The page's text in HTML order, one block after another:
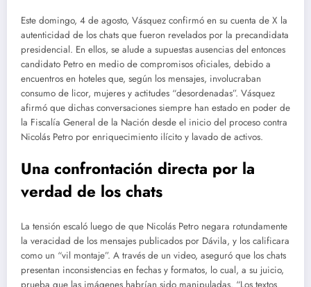
Este domingo, 4 de agosto, Vásquez confirmó en su cuenta de X la
autenticidad de los chats que fueron revelados por la precandidata
presidencial. En ellos, se alude a supuestas ausencias del entonces
candidato Petro en medio de compromisos oficiales, debido a
encuentros en hoteles que, según los mensajes, involucraban
consumo de licor, mujeres y actitudes “desordenadas”. Vásquez
afirmó que dichas conversaciones siempre han estado en poder de
la Fiscalía General de la Nación desde el inicio del proceso contra
Nicolás Petro por enriquecimiento ilícito y lavado de activos.
Una confrontación directa por la
verdad de los chats
La tensión escaló luego de que Nicolás Petro negara rotundamente
la veracidad de los mensajes publicados por Dávila, y los calificara
como un “vil montaje”. A través de un video, aseguró que los chats
presentan inconsistencias en fechas y formatos, lo cual, a su juicio,